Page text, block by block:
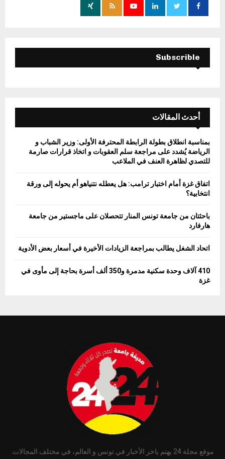
H
Subscrible
أحدث المقالات
بمناسبة انطلاق بطولة الرابطة المحترفة الأولى: وزير الشباب و
الرياضة يُشدد على مراجعة سلم العقوبات و اتخاذ قرارات صارمة
للتصدي لظاهرة العنف في الملاعب
اتفاق غزة أمام اختبار ترامب: هل يعطله نتنياهو أم يحوله إلى ورقة
انتخابية؟
باحثتان من جامعة تونس المنار تتحصلان على ماجستير من جامعة
هارفارد
اتحاد الشغل يطالب بمراجعة الزيادات الأخيرة في أسعار بعض الأدوية
410 آلاف وحدة سكنية مدمرة و350 ألف أسرة بحاجة إلى مأوى في
غزة
موقع مجلة 24 يهتم ياخر الأخبار في تونس و العالم، في مختلف المجالات.